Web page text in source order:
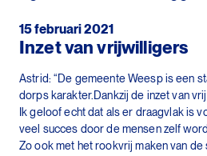
0%
15 februari 2021
Inzet van vrijwilligers
Astrid: “De gemeente Weesp is een
dorps karakter.Dankzij de inzet van
Ik geloof echt dat als er draagvlak is
veel succes door de mensen zelf
Zo ook met het rookvrij maken van de